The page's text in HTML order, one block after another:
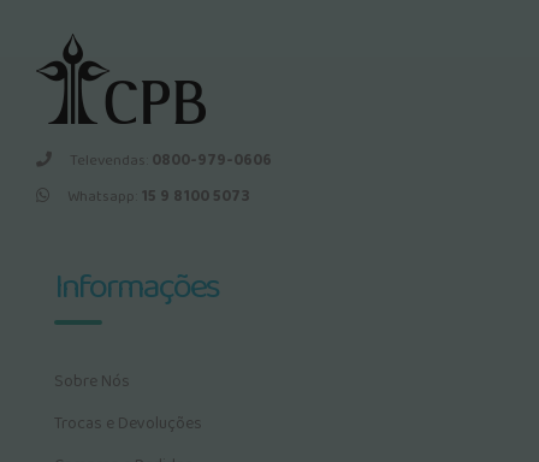
Televendas: 0800-979-0606
Whatsapp: 15 9 8100 5073
Informações
Sobre Nós
Trocas e Devoluções